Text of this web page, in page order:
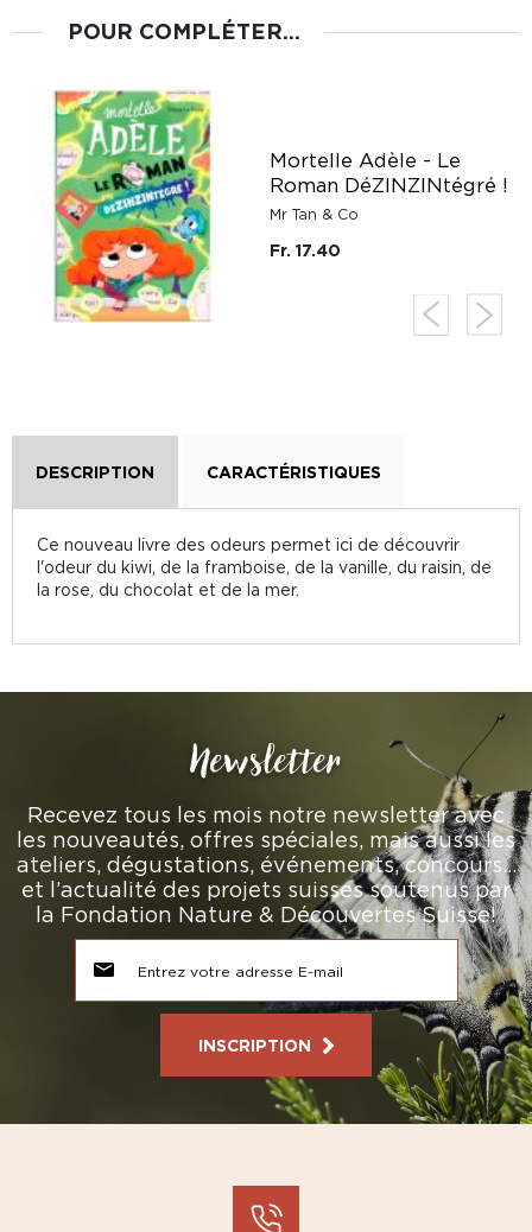
POUR COMPLÉTER...
Mortelle Adèle - Le
Roman DéZINZINtégré !
Mr Tan & Co
Fr. 17.40
DESCRIPTION CARACTÉRISTIQUES
Ce nouveau livre des odeurs permet ici de découvrir
l'odeur du kiwi, de la framboise, de la vanille, du raisin, de
la rose, du chocolat et de la mer.
Newsletter
Recevez tous les mois notre newsletter avec
les nouveautés, offres spéciales, mais aussi les
ateliers, dégustations, événements, concours…
et l’actualité des projets suisses soutenus par
la Fondation Nature & Découvertes Suisse!
INSCRIPTION